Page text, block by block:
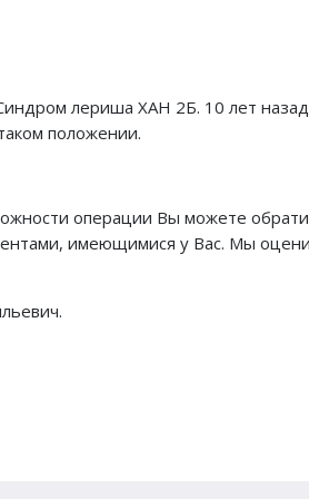
лериша ХАН 2Б. 10 лет
положении.
операции Вы можете
имеющимися у Вас. Мы